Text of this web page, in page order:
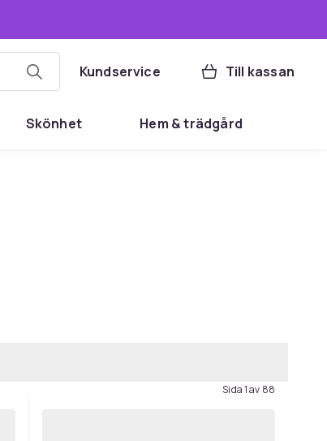
Kundservice Till kassan
Skönhet Hem & trädgård
Sida 1 av 88